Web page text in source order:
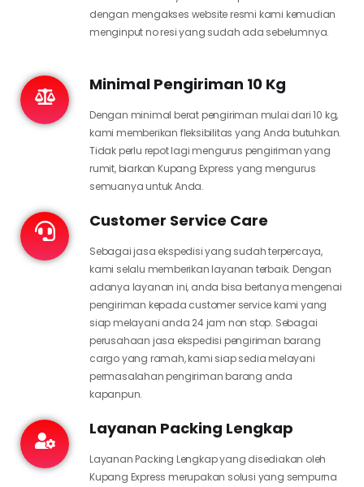
dengan mengakses website resmi kami kemudian
menginput no resi yang sudah ada sebelumnya.
Minimal Pengiriman 10 Kg
Dengan minimal berat pengiriman mulai dari 10 kg,
kami memberikan fleksibilitas yang Anda butuhkan.
Tidak perlu repot lagi mengurus pengiriman yang
rumit, biarkan Kupang Express yang mengurus
semuanya untuk Anda.
Customer Service Care
Sebagai jasa ekspedisi yang sudah terpercaya,
kami selalu memberikan layanan terbaik. Dengan
adanya layanan ini, anda bisa bertanya mengenai
pengiriman kepada customer service kami yang
siap melayani anda 24 jam non stop. Sebagai
perusahaan jasa ekspedisi pengiriman barang
cargo yang ramah, kami siap sedia melayani
permasalahan pengiriman barang anda
kapanpun.
Layanan Packing Lengkap
Layanan Packing Lengkap yang disediakan oleh
Kupang Express merupakan solusi yang sempurna